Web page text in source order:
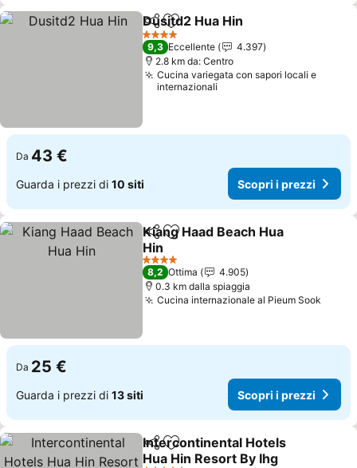
CondividiAggiungi ai preferiti
Dusitd2 Hua Hin
4 Stelle
9,3 Eccellente
4.397
2.8 km da: Centro
Cucina variegata con sapori locali e
internazionali
Da 43 €
Guarda i prezzi di 10 siti Scopri i prezzi
CondividiAggiungi ai preferiti
Kiang Haad Beach Hua
Hin
4 Stelle
8,2 Ottima
4.905
0.3 km dalla spiaggia
Cucina internazionale al Pieum Sook
Da 25 €
Guarda i prezzi di 13 siti Scopri i prezzi
CondividiAggiungi ai preferiti
Intercontinental Hotels
Hua Hin Resort By Ihg